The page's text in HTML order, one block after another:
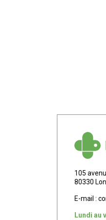
105
80330
E-mail :
Lundi au